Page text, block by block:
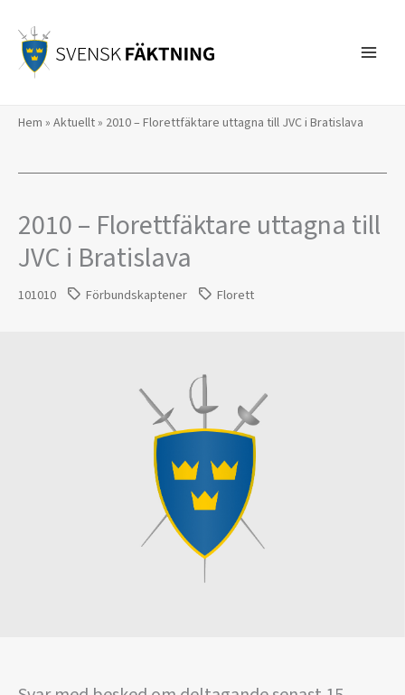
innehåll
Hem » Aktuellt» 2010 – Florettfäktare uttagna till JVC i Bratislava
2010 – Florettfäktare uttagna till
JVC i Bratislava
101010 Förbundskaptener Florett